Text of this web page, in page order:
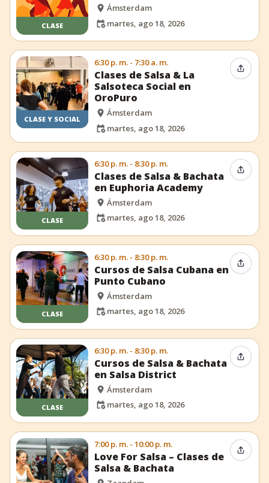
CLASE
Ámsterdam
martes, ago 18, 2026
CLASE Y SOCIAL
6:30 p. m. - 7:30 a. m.
Clases de Salsa & La
Salsoteca Social en
OroPuro
Ámsterdam
martes, ago 18, 2026
CLASE
6:30 p. m. - 8:30 p. m.
Clases de Salsa & Bachata
en Euphoria Academy
Ámsterdam
martes, ago 18, 2026
CLASE
6:30 p. m. - 8:30 p. m.
Cursos de Salsa Cubana en
Punto Cubano
Ámsterdam
martes, ago 18, 2026
CLASE
6:30 p. m. - 8:30 p. m.
Cursos de Salsa & Bachata
en Salsa District
Ámsterdam
martes, ago 18, 2026
7:00 p. m. - 10:00 p. m.
Love For Salsa – Clases de
Salsa & Bachata